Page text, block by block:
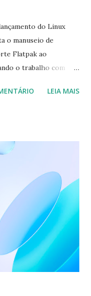
do Linux
o manuseio de
Flatpak ao
o trabalho com
Gerenciador de
facilita a distinção
examinar um
pacote de sistema e
suas duas versões.
diariamente."
nos links abaixo:
LEIA MAIS